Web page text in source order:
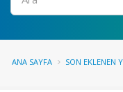
ANA SAYFA SON EKLENEN